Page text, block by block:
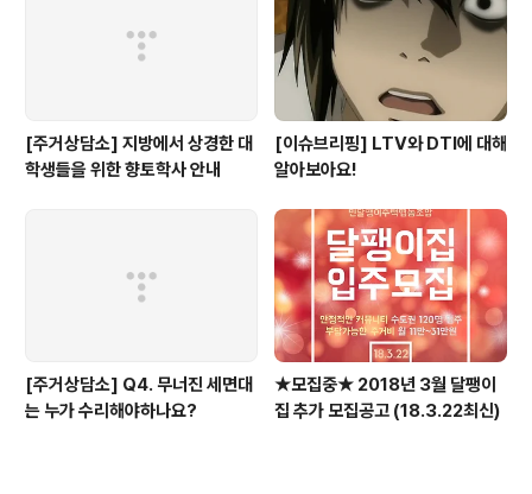
[주거상담소] 지방에서 상경한 대
학생들을 위한 향토학사 안내
[이슈브리핑] LTV와 DTI에 대해
알아보아요!
[주거상담소] Q4. 무너진 세면대
는 누가 수리해야하나요?
★모집중★ 2018년 3월 달팽이
집 추가 모집공고 (18.3.22최신)